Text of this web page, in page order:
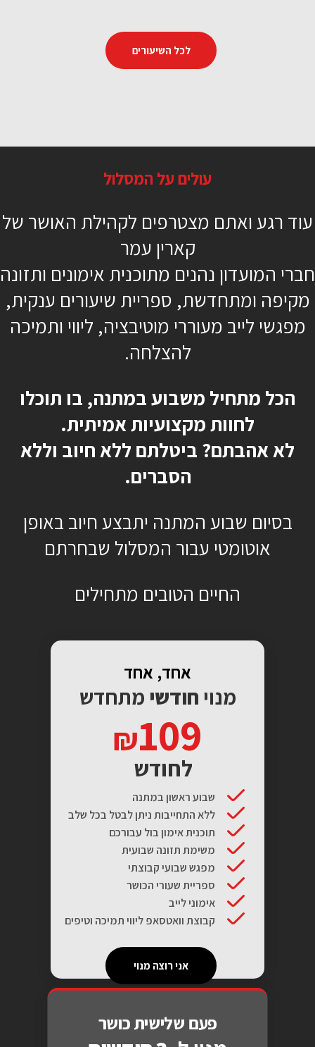
מתחילים
מזרן / מגבת
עופר בן גד
לכל השיעורים
עולים על המסלול
עוד רגע ואתם מצטרפים לקהילת האושר של
קארין עמר
חברי המועדון נהנים מתוכנית אימונים ותזונה
מקיפה ומתחדשת, ספריית שיעורים ענקית,
מפגשי לייב מעוררי מוטיבציה, ליווי ותמיכה
להצלחה.
הכל מתחיל משבוע במתנה, בו תוכלו
לחוות מקצועיות אמיתית.
לא אהבתם? ביטלתם ללא חיוב וללא
הסברים.
בסיום שבוע המתנה יתבצע חיוב באופן
אוטומטי עבור המסלול שבחרתם
החיים הטובים מתחילים
אחד, אחד
מנוי חודשי מתחדש
109
לחודש
שבוע ראשון במתנה
ללא התחייבות ניתן לבטל בכל שלב
תוכנית אימון בול עבורכם
משימת תזונה שבועית
מפגש שבועי קבוצתי
ספריית שעורי הכושר
אימוני לייב
קבוצת וואטסאפ ליווי תמיכה וטיפים
אני רוצה מנוי
פעם שלישית כושר